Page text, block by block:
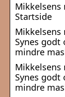
Mikkelsens
Startside
Mikkelsens
Synes godt
mindre
Mikkelsens
Synes godt
mindre